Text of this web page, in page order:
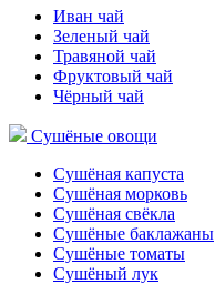
Иван чай
Зеленый чай
Травяной чай
Фруктовый чай
Чёрный чай
Сушёные овощи
Сушёная капуста
Сушёная морковь
Сушёная свёкла
Сушёные баклажаны
Сушёные томаты
Сушёный лук